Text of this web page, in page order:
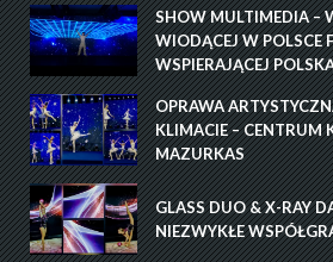
SHOW MULTIMEDIA –
WIODĄCEJ W POLSCE
WSPIERAJĄCEJ
OPRAWA
KLIMACIE – CENTRUM
MAZURKAS
GLASS DUO & X-RAY
NIEZWYKŁE